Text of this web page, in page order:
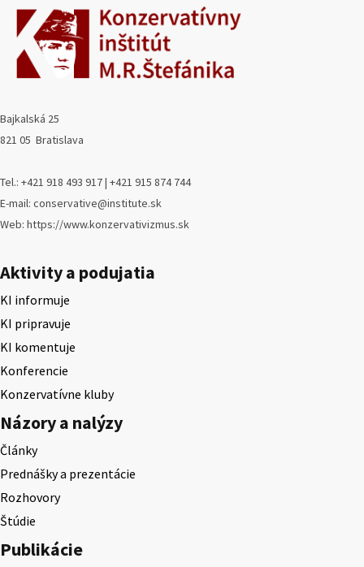
Bajkalská 25
821 05 Bratislava
Tel.: +421 918 493 917 | +421 915 874 744
E-mail: conservative@institute.sk
Web: https://www.konzervativizmus.sk
Aktivity a podujatia
KI informuje
KI pripravuje
KI komentuje
Konferencie
Konzervatívne kluby
Názory a nalýzy
Články
Prednášky a prezentácie
Rozhovory
Štúdie
Publikácie